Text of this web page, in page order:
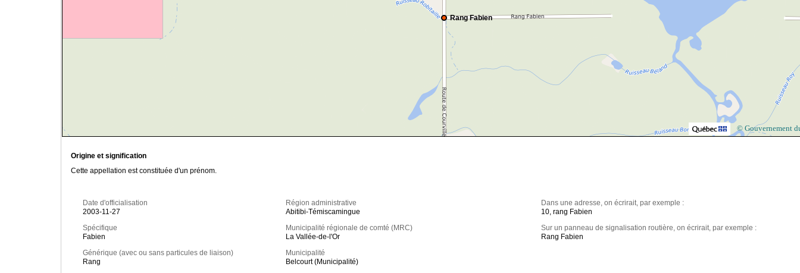
Rang Fabien
© Gouvernement
Origine et signification
Cette appellation est constituée d'un prénom.
Date d'officialisation
2003-11-27
Spécifique
Fabien
Générique (avec ou sans particules de liaison)
Rang
Région administrative
Abitibi-Témiscamingue
Municipalité régionale de comté (MRC)
La Vallée-de-l'Or
Municipalité
Belcourt (Municipalité)
Dans une adresse, on écrirait, par exemple :
10, rang Fabien
Sur un panneau de signalisation routière, on écrirait, par exemple :
Rang Fabien